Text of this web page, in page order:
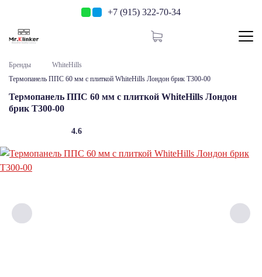
+7 (915) 322-70-34
Бренды
WhiteHills
Термопанель ППС 60 мм с плиткой WhiteHills Лондон брик Т300-00
Термопанель ППС 60 мм с плиткой WhiteHills Лондон
брик Т300-00
4.6